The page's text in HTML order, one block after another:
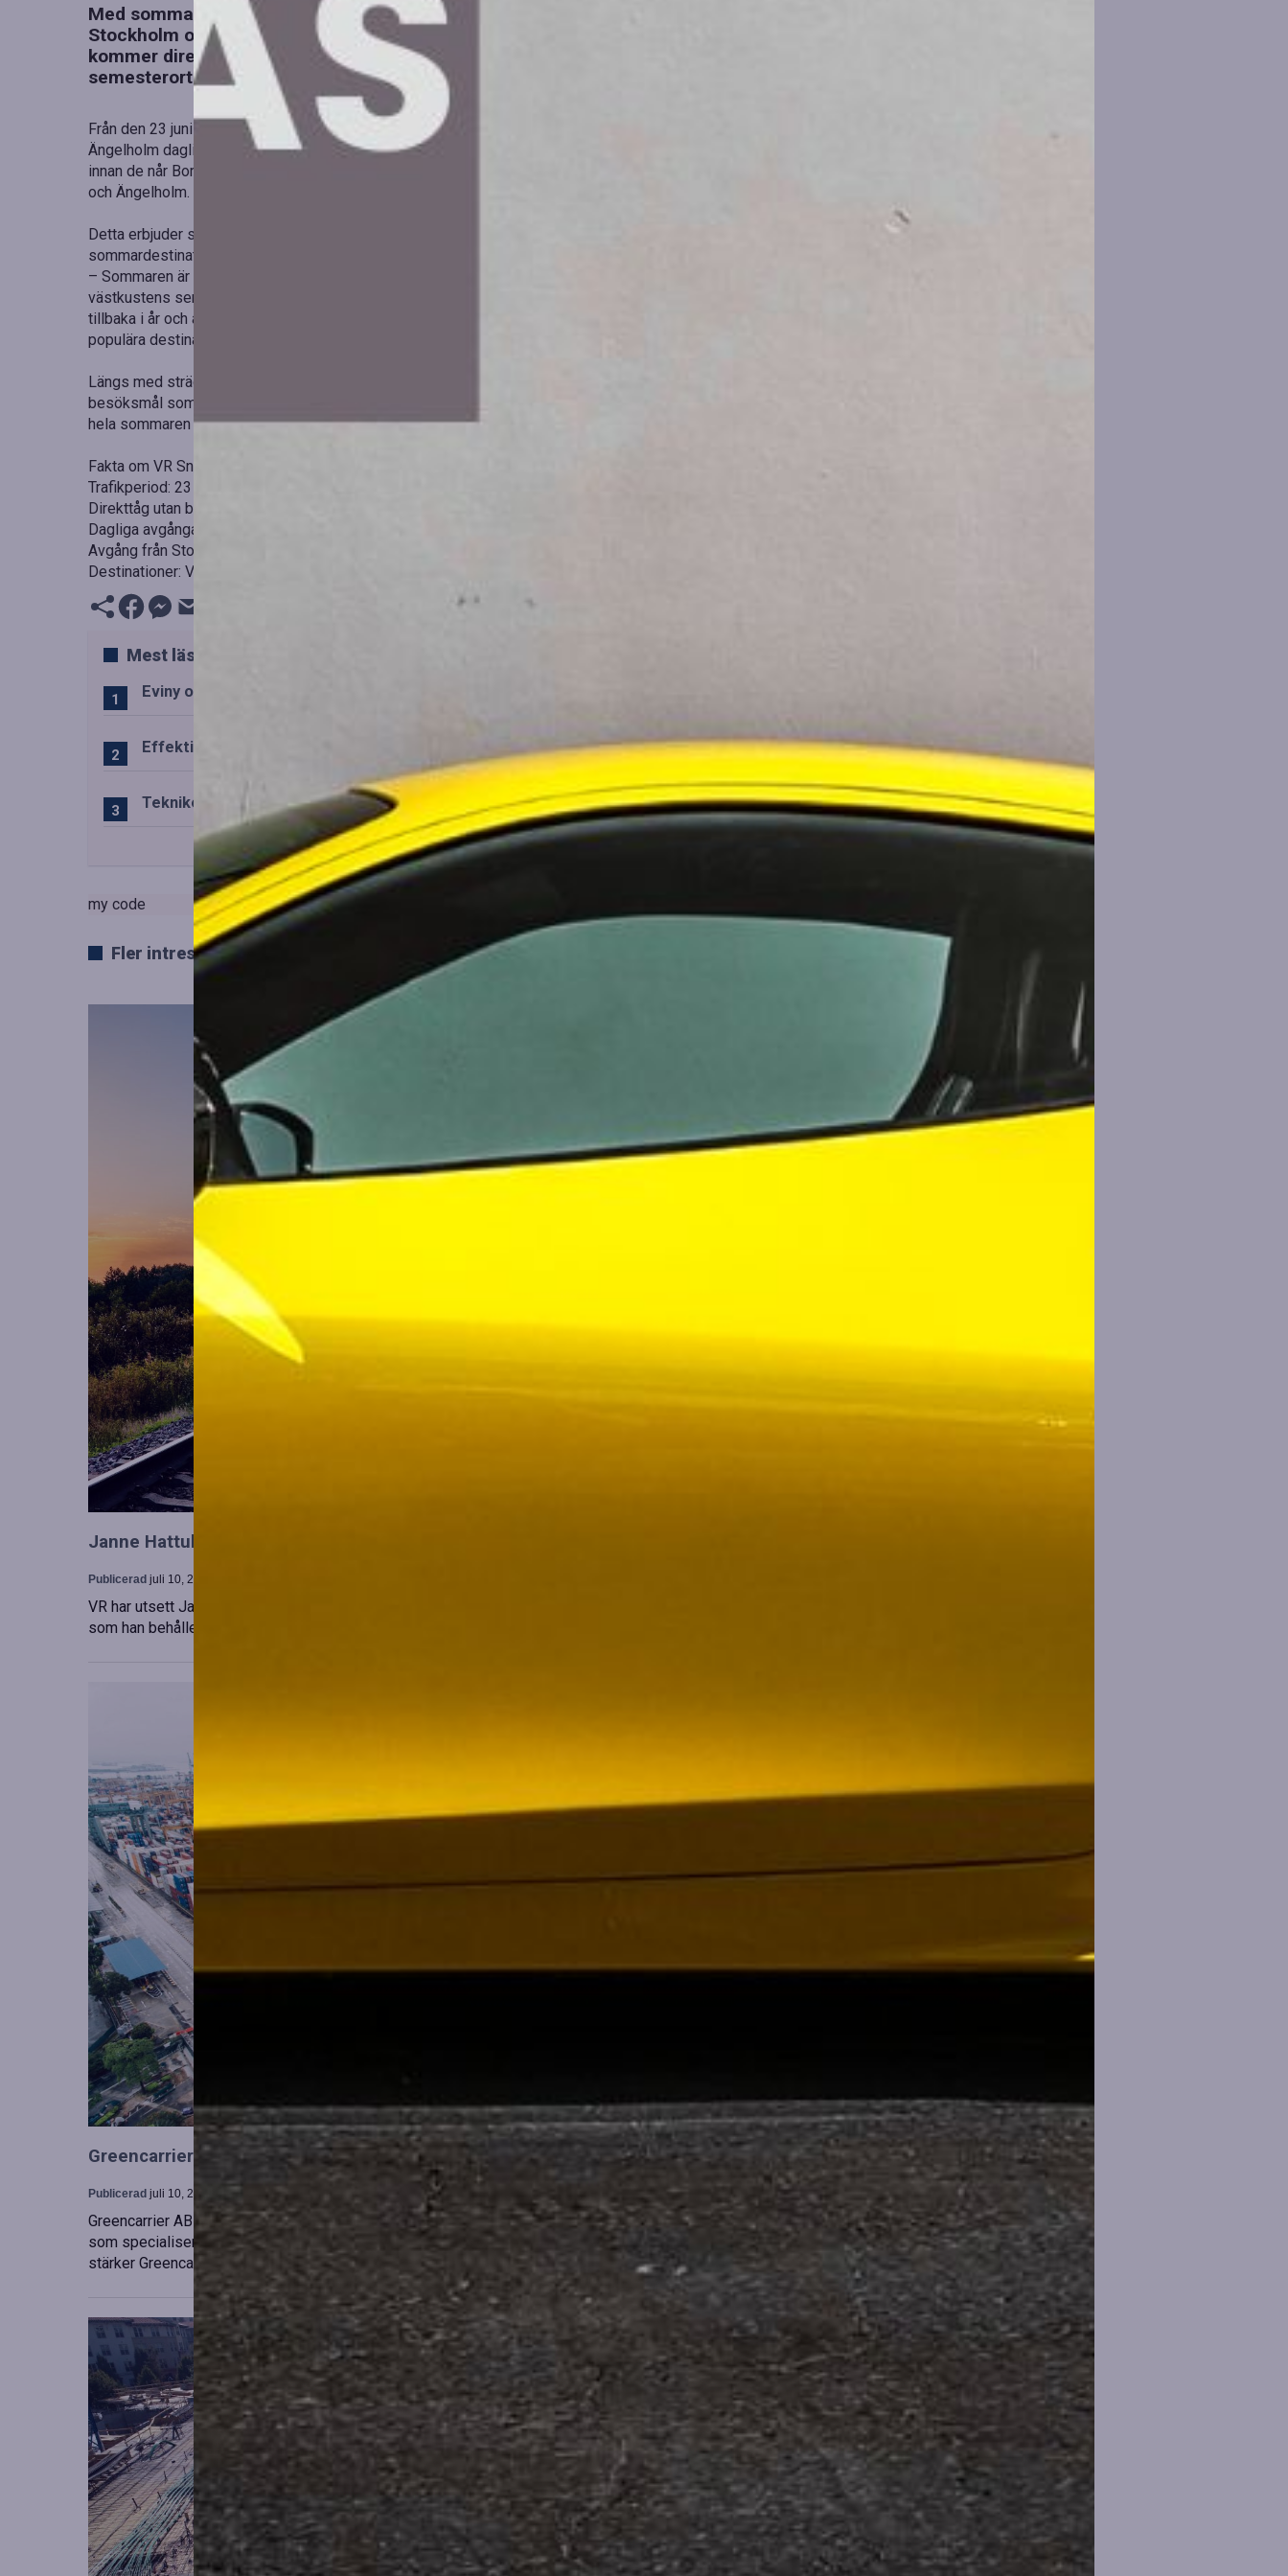
Med sommaren som närmar sig, återinvigs VR Snabbtågs sommarlinje mellan
Stockholm och Ängelholm imorgon. Efter att ha varit pausad sedan 2024,
kommer direkttågen återigen att trafikera flera av västkustens mest populära
semesterorter.
Från den 23 juni till den 13 augusti kommer VR Snabbtåg att köra sträckan mellan Stockholm och
Ängelholm dagligen. Tågen avgår från Stockholm och passerar Katrineholm, Skövde och Herrljunga
innan de når Borås och fortsätter längs kusten till Varberg, Falkenberg, Halmstad, Laholm, Båstad
och Ängelholm.
Detta erbjuder semesterresenärer en chans att nå några av Sveriges mest besökta
sommardestinationer utan byten.
– Sommaren är högsäsong för semesterresor och många uppskattar möjligheten att resa direkt till
västkustens semesterorter, säger en talesperson. Därför är det extra roligt att vår sommarlinje är
tillbaka i år och att vi under sommaren kan bredda vårt erbjudande från Stockholm–Göteborg till flera
populära destinationer i Halland och Skåne.
Längs med sträckan återfinns flera klassiska sommarfavoriter med stränder, evenemang och
besöksmål som drar besökare från hela landet. VR Snabbtåg erbjuder över 1 300 avgångar under
hela sommaren på sträckorna Stockholm–Göteborg och Stockholm–Ängelholm.
Fakta om VR Snabbtågs sommarlinje Stockholm–Ängelholm:
Trafikperiod: 23 juni–13 augusti
Direkttåg utan byten
Dagliga avgångar i båda riktningar
Avgång från Stockholm på morgonen, retur från Ängelholm på eftermiddagen
Destinationer: Varberg, Falkenberg, Halmstad, Laholm, Båstad och Ängelholm.
Mest lästa
Eviny och Statkraft förenar snabbladdningstjänster i Norden
Effektiv drift av trafiktekniska system i Sverige
Teknikens roll i den svenska spelupplevelsen
my code
Fler intressanta artiklar
Janne Hattula tillträder som ny ledare för VR City Traffic i Sverige och Finland
Publicerad juli 10, 2026
VR har utsett Janne Hattula att leda verksamheten för upphandlad kollektivtrafik i Sverige, samtidigt
som han behåller sitt ansvar i Finland. Detta sker i kölvattnet av Johan Oscarssons avsked från…
Greencarrier utökar sin verksamhet genom förvärv av Containerhandel CARU
Publicerad juli 10, 2026
Greencarrier AB har förvärvat en majoritetsandel i Containerhandel CARU AB, ett svenskt företag
som specialiserar sig på försäljning, uthyrning och skräddarsydda containerlösningar. Detta förvärv
stärker Greencarriers ställning inom containersektorn och…